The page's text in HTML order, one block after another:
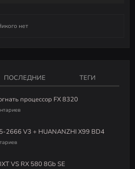
нет
ПОСЛЕДНИЕ ТЕГИ
процессор FX 8320
2666 V3 + HUANANZHI X99 BD4
VS RX 580 8Gb SE